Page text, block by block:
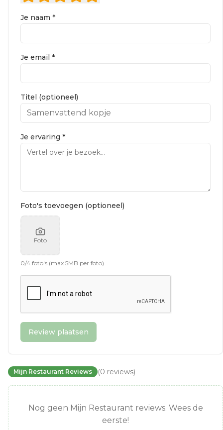
Je naam *
Je email *
Titel (optioneel)
Je ervaring *
Foto's toevoegen (optioneel)
Foto
0/4 foto's (max 5MB per foto)
Review plaatsen
Mijn Restaurant Reviews (0 reviews)
Nog geen Mijn Restaurant reviews. Wees de
eerste!